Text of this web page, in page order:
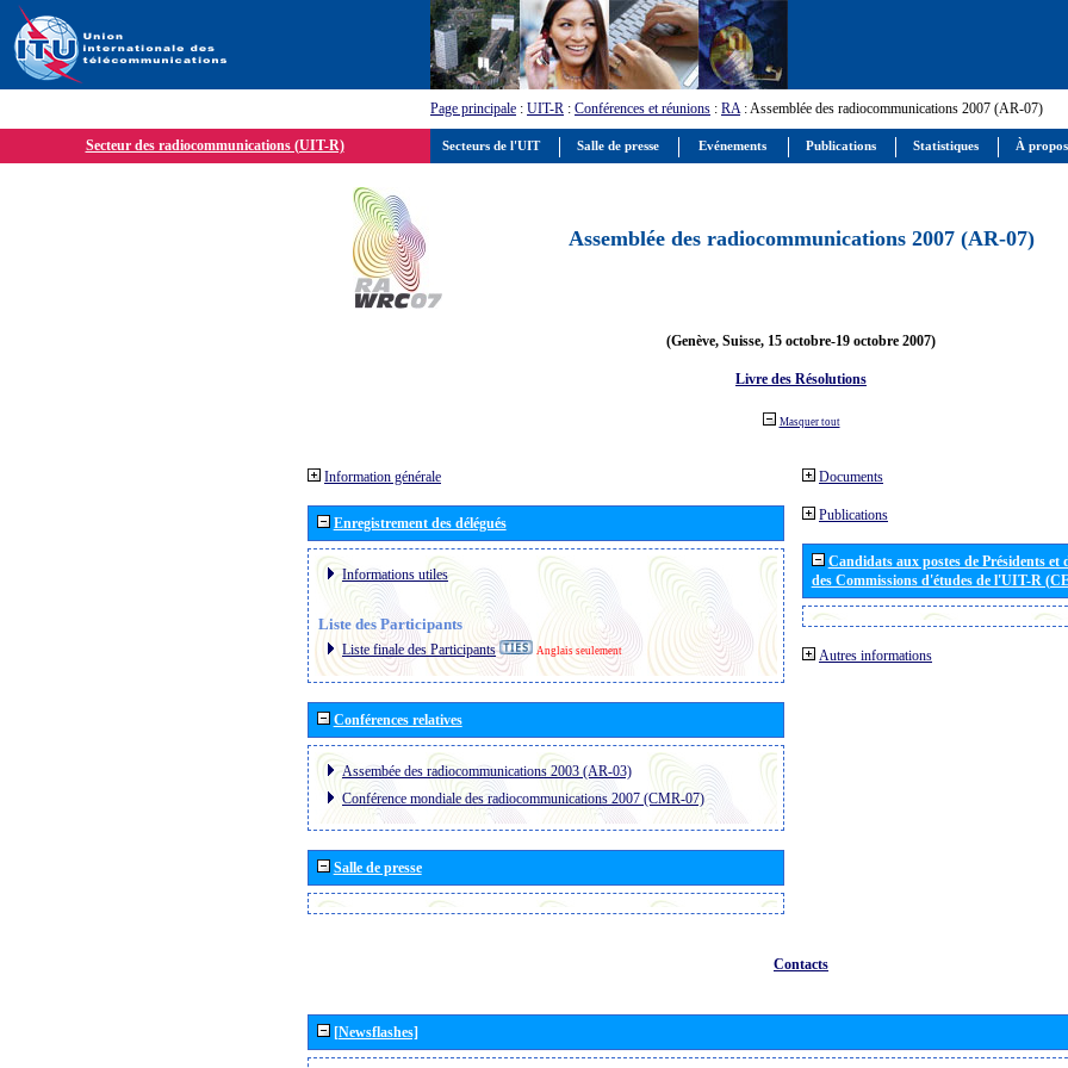
Page principale : UIT-R : Conférences et réunions : RA: Assemblée des radiocommunications 2007 (AR-07)
Secteur des radiocommunications (UIT-R)
Assemblée des radiocommunications 2007 (AR-07)
(Genève, Suisse, 15 octobre-19 octobre 2007)
Livre des Résolutions
Masquer tout
Information générale
Enregistrement des délégués
Informations utiles
Liste des Participants
Liste finale des Participants Anglais seulement
Conférences relatives
Assembée des radiocommunications 2003 (AR-03)
Conférence mondiale des radiocommunications 2007 (CMR-07)
Salle de presse
Documents
Publications
Candidats aux postes de Présidents et
des Commissions d'études de l'UIT-R
Autres informations
Contacts
[Newsflashes]
Secteurs de l'UIT Salle de presse Evénements Publications Statistiques À